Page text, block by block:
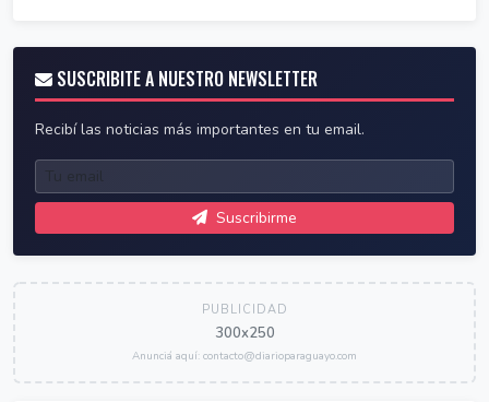
SUSCRIBITE A NUESTRO NEWSLETTER
Recibí las noticias más importantes en tu email.
Suscribirme
PUBLICIDAD
300x250
Anunciá aquí: contacto@diarioparaguayo.com